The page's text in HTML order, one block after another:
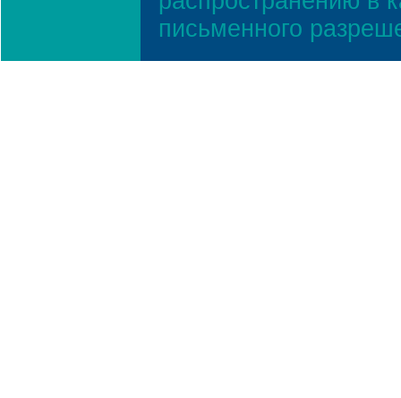
письменного